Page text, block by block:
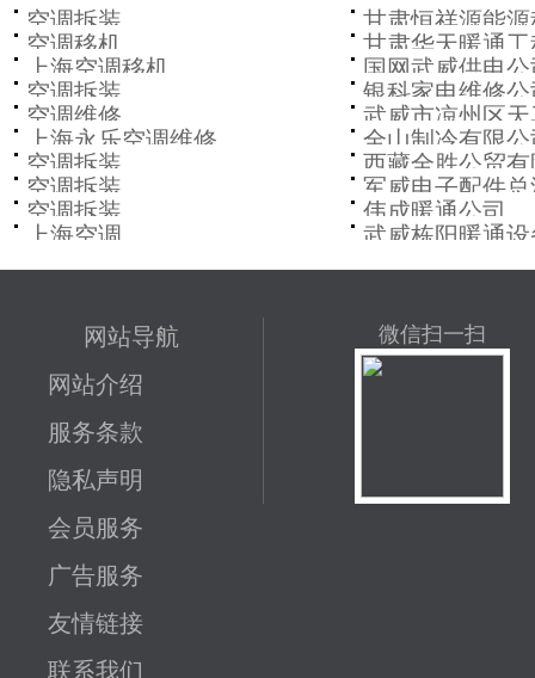
空调拆装
空调移机
上海空调移机
空调拆装
空调维修
上海永乐空调维修
空调拆装
空调拆装
空调拆装
上海空调
甘肃恒祥源能
司
甘肃华天暖通
国网武威供电
银科家电维修
武威市凉州区
销售中心
全山制冷有限
西藏全胜公贸
军威电子配件
伟成暖通公司
武威栋阳暖通
网站导航
网站介绍
服务条款
隐私声明
会员服务
广告服务
友情链接
联系我们
微信扫一扫